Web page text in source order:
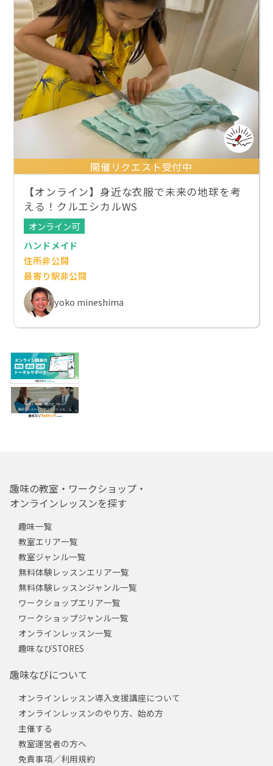
開催リクエスト受付中
【オンライン】身近な衣服で未来の地球を考
える！クルエシカルWS
オンライン可
ハンドメイド
住所非公開
最寄り駅非公開
yoko mineshima
趣味の教室・ワークショップ・
オンラインレッスンを探す
趣味一覧
教室エリア一覧
教室ジャンル一覧
無料体験レッスンエリア一覧
無料体験レッスンジャンル一覧
ワークショップエリア一覧
ワークショップジャンル一覧
オンラインレッスン一覧
趣味なびSTORES
趣味なびについて
オンラインレッスン導入支援講座について
オンラインレッスンのやり方、始め方
主催する
教室運営者の方へ
免責事項／利用規約